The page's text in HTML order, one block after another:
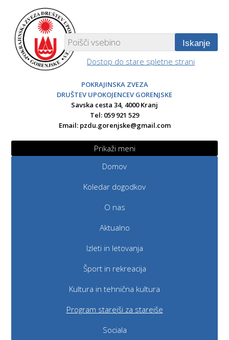
POKRAJINSKA ZVEZA
DRUŠTEV UPOKOJENCEV GORENJSKE
Savska cesta 34, 4000 Kranj
Tel: 059 921 529
Email: pzdu.gorenjske@gmail.com
Iskanje
Dostop do stare spletne strani
Prikaži meni
Domov
Koledar dogodkov
O nas
Aktualno
Izleti in letovanja
Šport in rekreacija
Kultura in tehnična kultura
Program starejši za starejše
Sociala